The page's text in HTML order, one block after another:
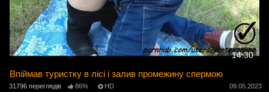
14:30
Впіймав туристку в лісі і залив промежину спермою
31796 переглядів 86% HD 09.05.2023